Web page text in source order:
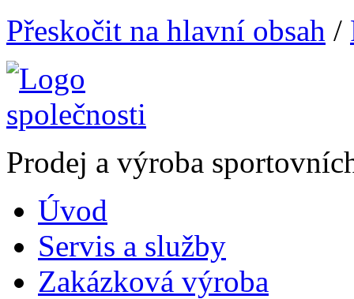
Přeskočit na hlavní obsah /
Prodej a výroba
Úvod
Servis a služby
Zakázková výroba